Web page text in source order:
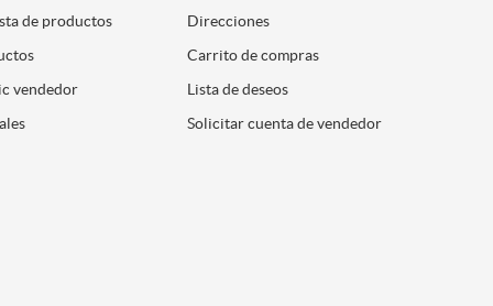
de productos
vendedor
Direcciones
Carrito de compras
Lista de deseos
Solicitar cuenta de vendedor